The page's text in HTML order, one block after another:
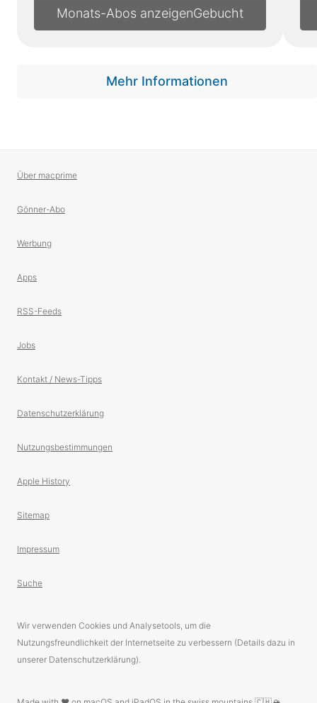
Monats-Abos anzeigen
Mehr Informationen
Über macprime
Gönner-Abo
Werbung
Apps
RSS-Feeds
Jobs
Kontakt / News-Tipps
Datenschutzerklärung
Nutzungsbestimmungen
Apple History
Sitemap
Impressum
Suche
Wir verwenden Cookies und Analysetools, um die
Nutzungsfreundlichkeit der Internetseite zu verbessern (Details dazu in
unserer Datenschutzerklärung).